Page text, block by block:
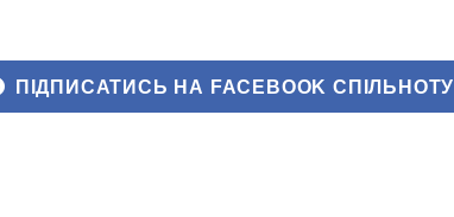
ПІДПИСАТИСЬ НА FACEBOOK СПІЛЬНОТУ